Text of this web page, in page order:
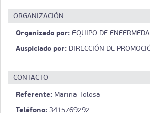
ORGANIZACIÓN
Organizado por: EQUIPO DE
Auspiciado por: DIRECCIÓN DE
CONTACTO
Referente: Marina Tolosa
Teléfono: 3415769292